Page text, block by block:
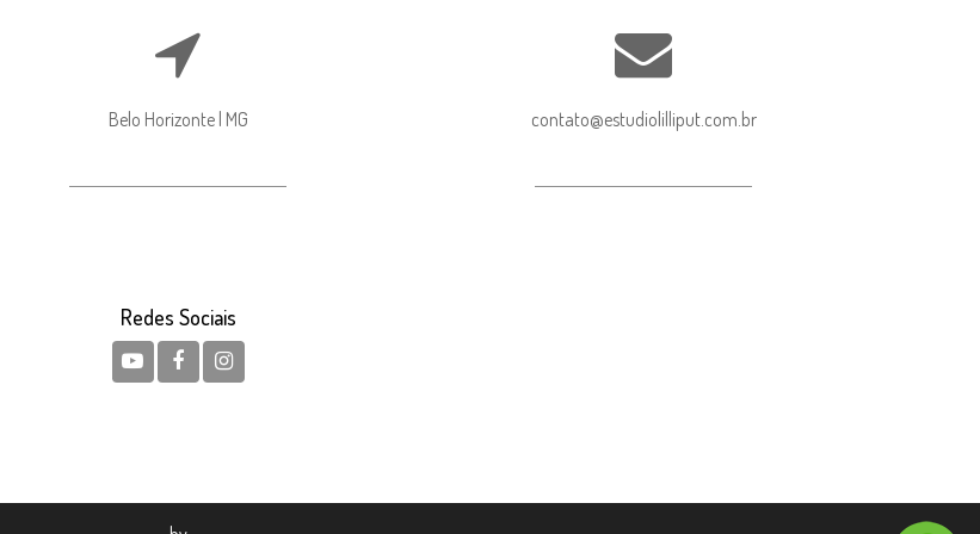
Belo Horizonte | MG contato@estudiolilliput.com.br
Redes Sociais